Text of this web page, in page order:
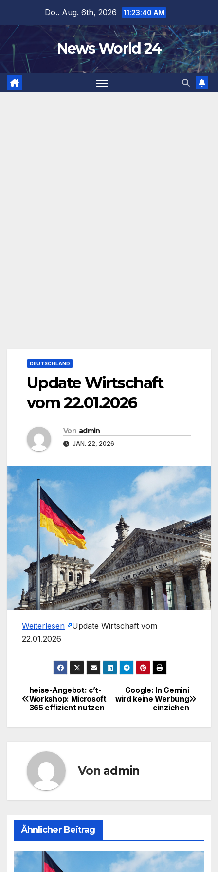
springen
Do.. Aug. 6th, 2026 11:23:41 AM
News World 24
DEUTSCHLAND
Update Wirtschaft
vom 22.01.2026
Von admin
JAN. 22, 2026
Weiterlesen
​Update Wirtschaft vom
22.01.2026
Beitragsnavigation
Google: In Gemini
wird keine Werbung
einziehen
heise-Angebot: c’t-
Workshop: Microsoft
365 effizient nutzen
Von admin
Ähnlicher Beitrag